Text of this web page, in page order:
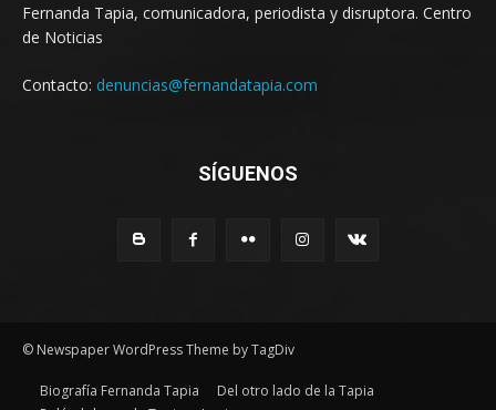
Fernanda Tapia, comunicadora, periodista y disruptora. Centro
de Noticias
Contacto: denuncias@fernandatapia.com
SÍGUENOS
© Newspaper WordPress Theme by TagDiv
Biografía Fernanda Tapia
Del otro lado de la Tapia